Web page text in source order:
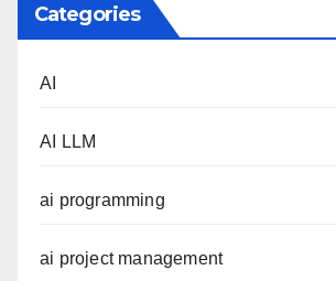
Categories
AI
AI LLM
ai programming
ai project management